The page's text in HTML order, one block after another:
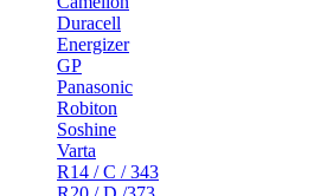
Duracell
Energizer
GP
Panasonic
Robiton
Soshine
Varta
R14 / C / 343